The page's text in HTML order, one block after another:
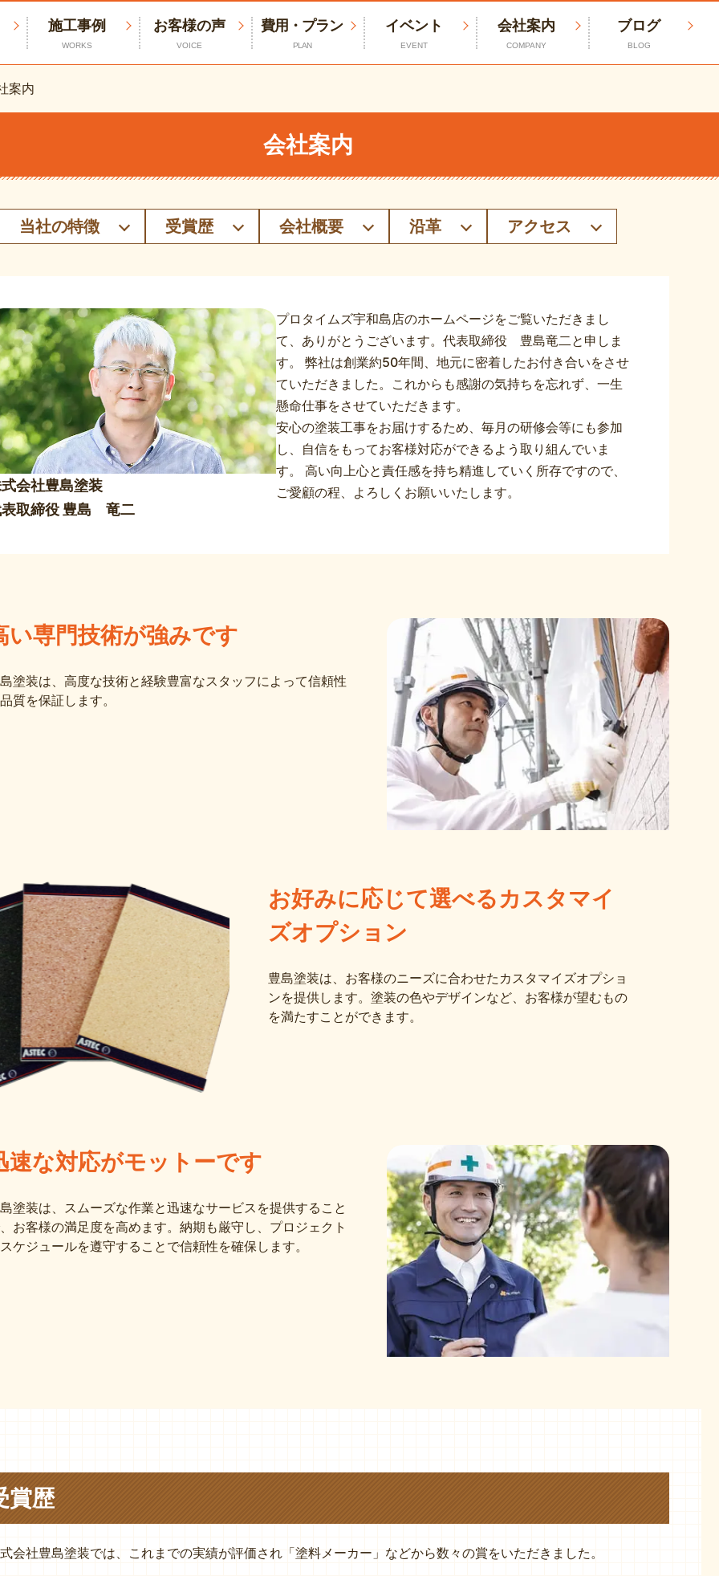
施工事例
WORKS
お客様の声
VOICE
費用・プラン
PLAN
イベント
EVENT
会社案内
COMPANY
ブログ
BLOG
案内
会社案内
当社の特徴 受賞歴 会社概要 沿革 アクセス
会社豊島塗装
取締役 豊島 竜二
プロタイムズ宇和島店のホームページをご覧いただきまし
て、ありがとうございます。代表取締役 豊島竜二と申しま
す。 弊社は創業約50年間、地元に密着したお付き合いをさせ
ていただきました。これからも感謝の気持ちを忘れず、一生
懸命仕事をさせていただきます。
安心の塗装工事をお届けするため、毎月の研修会等にも参加
し、自信をもってお客様対応ができるよう取り組んでいま
す。 高い向上心と責任感を持ち精進していく所存ですので、
ご愛顧の程、よろしくお願いいたします。
い専門技術が強みです
塗装は、高度な技術と経験豊富なスタッフによって信頼性
質を保証します。
お好みに応じて選べるカスタマイ
ズオプション
豊島塗装は、お客様のニーズに合わせたカスタマイズオプショ
ンを提供します。塗装の色やデザインなど、お客様が望むもの
を満たすことができます。
速な対応がモットーです
塗装は、スムーズな作業と迅速なサービスを提供すること
お客様の満足度を高めます。納期も厳守し、プロジェクト
ケジュールを遵守することで信頼性を確保します。
賞歴
会社豊島塗装では、これまでの実績が評価され「塗料メーカー」などから数々の賞をいただきました。